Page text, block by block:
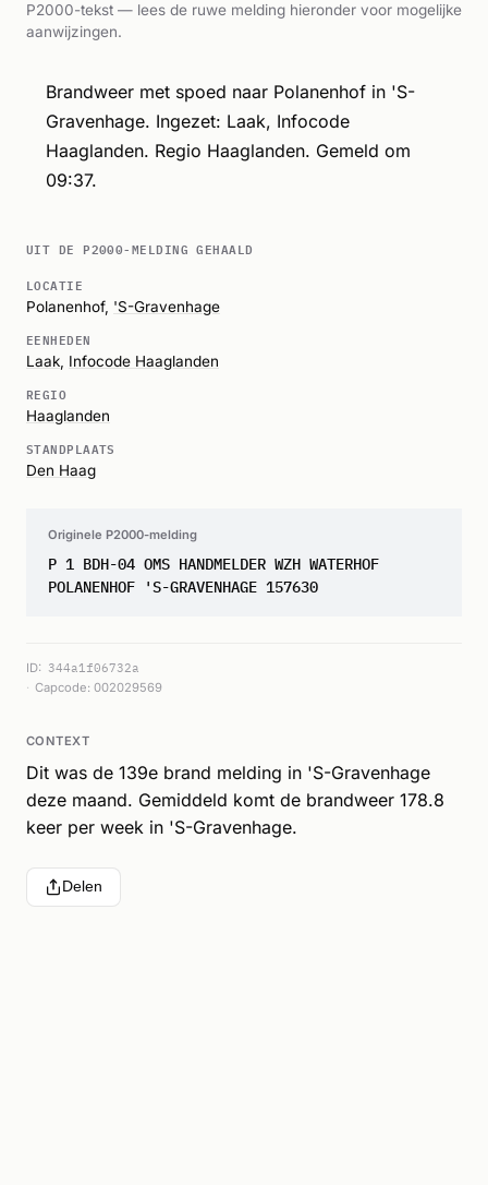
P2000-tekst — lees de ruwe melding hieronder voor mogelijke
aanwijzingen.
Brandweer met spoed naar Polanenhof in 'S-
Gravenhage. Ingezet: Laak, Infocode
Haaglanden. Regio Haaglanden. Gemeld om
09:37.
UIT DE P2000-MELDING GEHAALD
LOCATIE
Polanenhof, 'S-Gravenhage
EENHEDEN
Laak Infocode Haaglanden
REGIO
Haaglanden
STANDPLAATS
Den Haag
Originele P2000-melding
P 1 BDH-04 OMS HANDMELDER WZH WATERHOF
POLANENHOF 'S-GRAVENHAGE 157630
ID: 344a1f06732a
Capcode: 002029569
CONTEXT
Dit was de 139e brand melding in 'S-Gravenhage
deze maand. Gemiddeld komt de brandweer 178.8
keer per week in 'S-Gravenhage.
Delen